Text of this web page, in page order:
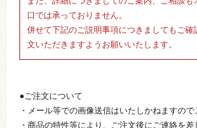
口では承っておりません。
併せて下記のご説明事項につきましてもご確
文いただきますようお願いいたします。
●ご注文について
・メール等での画像送信はいたしかねますので
・商品の特性等により、ご注文後にご連絡を